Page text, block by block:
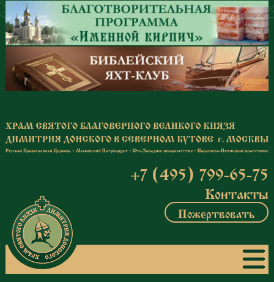
Перейти к основному содержанию
+7 (495) 799-65-75
Контакты
Пожертвовать